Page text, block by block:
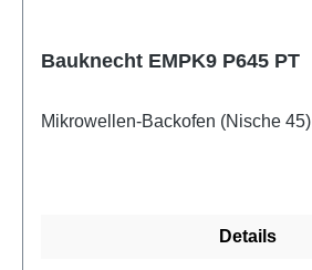
Bauknecht EMPK9 P645 PT
Mikrowellen-Backofen (Nische 45)
Details